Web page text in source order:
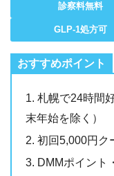
診察料無料
GLP-1処方可
札幌で24時間
末年始を除く）
初回5,000円ク
DMMポイント